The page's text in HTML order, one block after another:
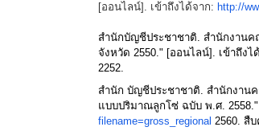
[ออนไลน์]. เข้าถึงได้จาก: http://
สำนักบัญชีประชาชาติ. สำนักงาน
จังหวัด 2550." [ออนไลน์]. เข้าถึงไ
2252.
สำนัก บัญชีประชาชาติ. สำนักงาน
แบบปริมาณลูกโซ่ ฉบับ พ.ศ.
filename=gross_regional 2560. สื